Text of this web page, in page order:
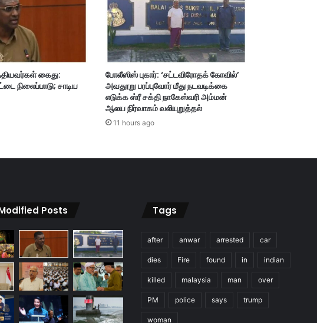
டு
பெ
று
ம்
உ
யா
உ
து
-
த
கா
ப்
கைது:
நிலைப்பாடு; சாடிய
போலீஸிஸ் புகார்: ‘சட்டவிரோதக் கோவில்’
அவதூறு பரப்புவோர் மீது நடவடிக்கை
எடுக்க ஸ்ரீ சக்தி நாகேஸ்வரி அம்மன்
ஆலய நிர்வாகம் வலியுறுத்தல்
11 hours ago
Posts Tags
after anwar arrested car
dies Fire found in indian
killed malaysia man over
PM police says trump
woman